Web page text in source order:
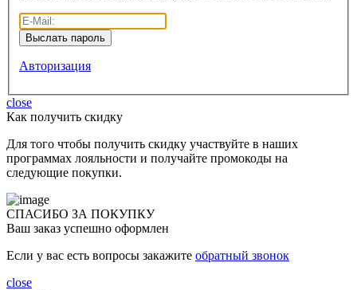
Авторизация
close
Как получить скидку
Для того чтобы получить скидку участвуйте в наших
программах лояльности и получайте промокоды на
следующие покупки.
СПАСИБО ЗА ПОКУПКУ
Ваш заказ успешно оформлен
Если у вас есть вопросы закажите обратный звонок
close